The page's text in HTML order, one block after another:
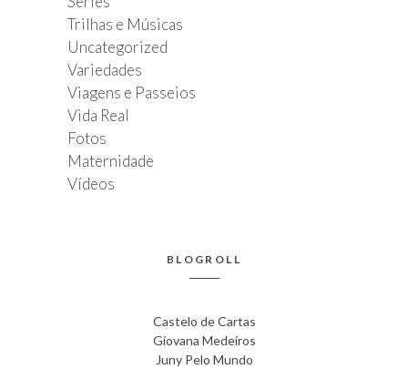
Trilhas e Músicas
Uncategorized
Variedades
Viagens e Passeios
Vida Real
Fotos
Maternidade
Vídeos
BLOGROLL
Castelo de Cartas
Giovana Medeiros
Juny Pelo Mundo